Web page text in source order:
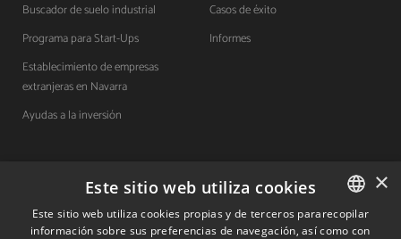
Buscador de suelo industrial
Programa para Start-Ups
Establecimiento de empresas
extranjeras en Navarra
Ayudas a la inversión
Casos de éxito
Informes
Contacto
Quiénes somos
SPANISH
×
Este sitio web utiliza cookies
Este sitio web utiliza cookies propias y de terceros pararecopilar
información sobre sus preferencias de navegación, así como con